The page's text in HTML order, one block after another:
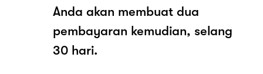
Anda akan membuat dua
pembayaran kemudian, selang
30 hari.